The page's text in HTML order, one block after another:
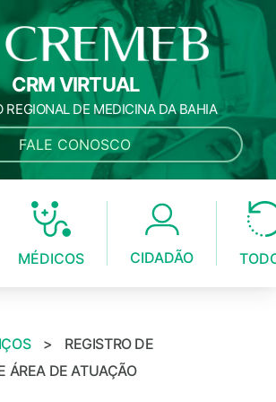
CRM VIRTUAL
REGIONAL DE MEDICINA DA BAHIA
FALE CONOSCO
MÉDICOS CIDADÃO
>
REGISTRO DE
ÁREA DE ATUAÇÃO